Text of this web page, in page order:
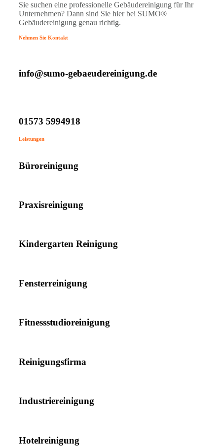
Sie suchen eine professionelle Gebäudereinigung für Ihr
Unternehmen? Dann sind Sie hier bei SUMO®
Gebäudereinigung genau richtig.
Nehmen Sie Kontakt
info@sumo-gebaeudereinigung.de
01573 5994918
Leistungen
Büroreinigung
Praxisreinigung
Kindergarten Reinigung
Fensterreinigung
Fitnessstudioreinigung
Reinigungsfirma
Industriereinigung
Hotelreinigung